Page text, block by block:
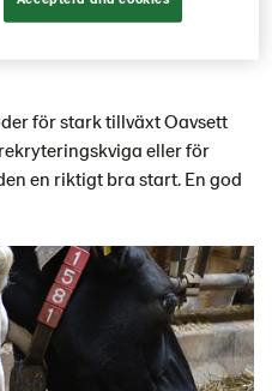
för stark tillväxt Oavsett
eller för
en riktigt bra start. En god